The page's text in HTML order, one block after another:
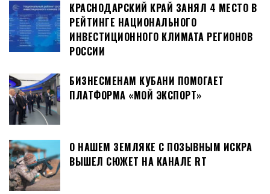
КРАСНОДАРСКИЙ КРАЙ ЗАНЯЛ 4 МЕСТО В
РЕЙТИНГЕ НАЦИОНАЛЬНОГО
ИНВЕСТИЦИОННОГО КЛИМАТА РЕГИОНОВ
РОССИИ
БИЗНЕСМЕНАМ КУБАНИ ПОМОГАЕТ
ПЛАТФОРМА «МОЙ ЭКСПОРТ»
О НАШЕМ ЗЕМЛЯКЕ С ПОЗЫВНЫМ ИСКРА
ВЫШЕЛ СЮЖЕТ НА КАНАЛЕ RT